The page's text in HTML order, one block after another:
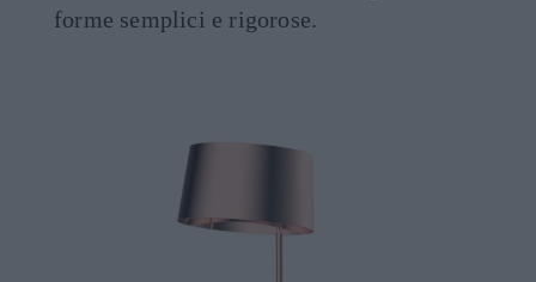
forme semplici e rigorose.